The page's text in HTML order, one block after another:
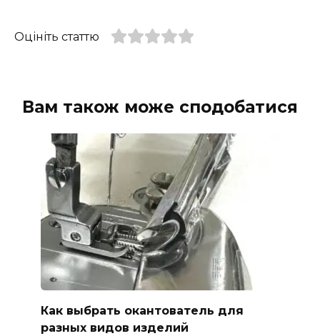
Оцініть статтю
Вам також може сподобатися
Как выбрать окантователь для
разных видов изделий